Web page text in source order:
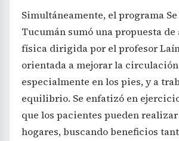
Simultáneamente, el programa
Tucumán sumó una propuesta
física dirigida por el profesor
orientada a mejorar la
especialmente en los pies, y a
equilibrio. Se enfatizó en
que los pacientes pueden realizar
hogares, buscando beneficios